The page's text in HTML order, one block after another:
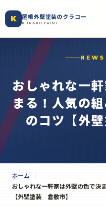
K 屋根外壁塗装のクラコー
KURAKO PAINT
おしゃれな一
まる！人気の
のコツ【外
ホーム
おしゃれな一軒家は外壁の色で決
【外壁塗装 倉敷市】